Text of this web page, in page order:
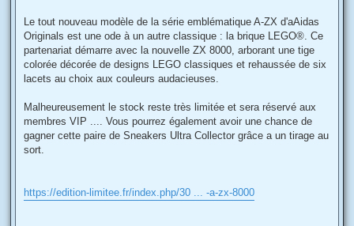
g
Le tout nouveau modèle de la série emblématique A-ZX d'aAidas
Originals est une ode à un autre classique : la brique LEGO®. Ce
partenariat démarre avec la nouvelle ZX 8000, arborant une tige
colorée décorée de designs LEGO classiques et rehaussée de six
lacets au choix aux couleurs audacieuses.
Malheureusement le stock reste très limitée et sera réservé aux
membres VIP .... Vous pourrez également avoir une chance de
gagner cette paire de Sneakers Ultra Collector grâce a un tirage au
sort.
https://edition-limitee.fr/index.php/30 ... -a-zx-8000